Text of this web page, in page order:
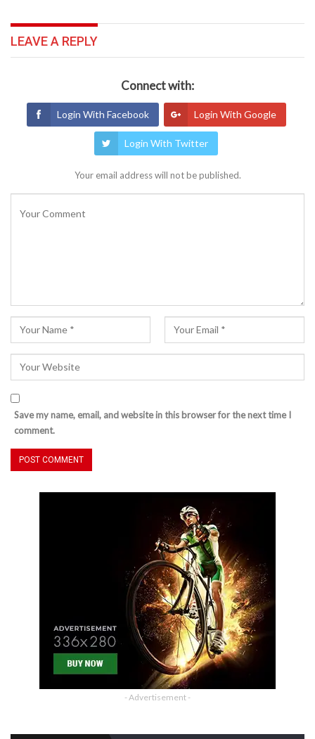
LEAVE A REPLY
Connect with:
Login With Facebook Login With Google
Login With Twitter
Your email address will not be published.
Save my name, email, and website in this browser for the next time I
comment.
- Advertisement -